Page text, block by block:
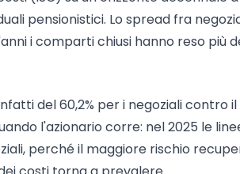
pensionistici. Lo spread fra
i comparti chiusi hanno reso più
del 60,2% per i negoziali contro il
l'azionario corre: nel 2025 le
perché il maggiore rischio